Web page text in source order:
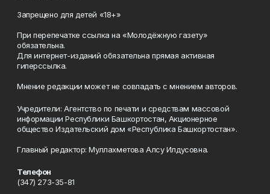
Запрещено для детей «18+»
При перепечатке ссылка на «Молодёжную газету»
обязательна.
Для интернет-изданий обязательна прямая активная
гиперссылка.
Мнение редакции может не совпадать с мнением авторов.
Учредители: Агентство по печати и средствам массовой
информации Республики Башкортостан, Акционерное
общество Издательский дом «Республика Башкортостан».
Главный редактор: Муллахметова Алсу Илдусовна.
Телефон
(347) 273-35-81